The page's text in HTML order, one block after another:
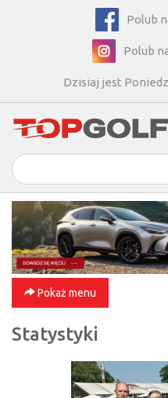
Polub
Polub
Dzisiaj jest
Pokaż menu
Statystyki